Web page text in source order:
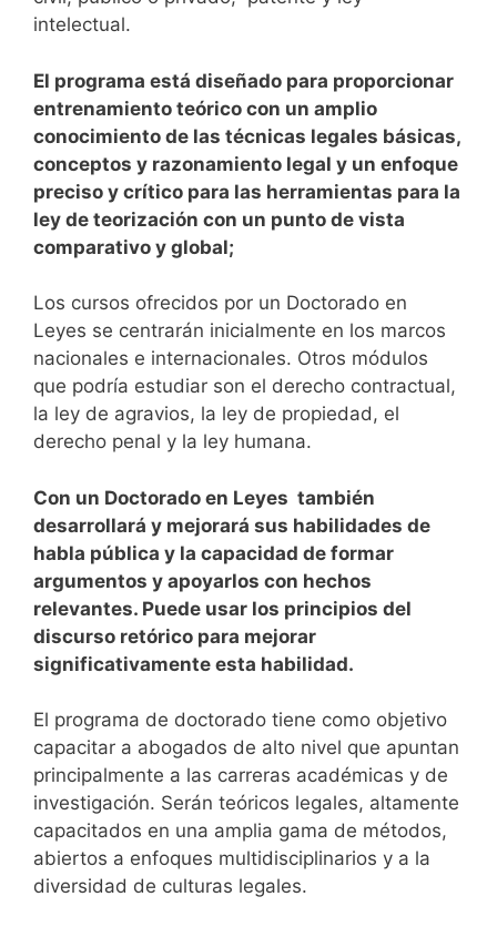
intelectual.
El programa está diseñado para proporcionar
entrenamiento teórico con un amplio
conocimiento de las técnicas legales básicas,
conceptos y razonamiento legal y un enfoque
preciso y crítico para las herramientas para la
ley de teorización con un punto de vista
comparativo y global;
Los cursos ofrecidos por un Doctorado en
Leyes se centrarán inicialmente en los marcos
nacionales e internacionales. Otros módulos
que podría estudiar son el derecho contractual,
la ley de agravios, la ley de propiedad, el
derecho penal y la ley humana.
Con un Doctorado en Leyes también
desarrollará y mejorará sus habilidades de
habla pública y la capacidad de formar
argumentos y apoyarlos con hechos
relevantes. Puede usar los principios del
discurso retórico para mejorar
significativamente esta habilidad.
El programa de doctorado tiene como objetivo
capacitar a abogados de alto nivel que apuntan
principalmente a las carreras académicas y de
investigación. Serán teóricos legales, altamente
capacitados en una amplia gama de métodos,
abiertos a enfoques multidisciplinarios y a la
diversidad de culturas legales.